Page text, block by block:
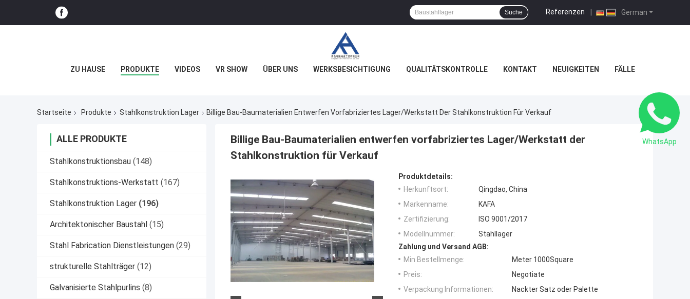
German
Referenzen |
Suche
ZU HAUSE PRODUKTE VIDEOS VR SHOW ÜBER UNS WERKSBESICHTIGUNG QUALITÄTSKONTROLLE KONTAKT NEUIGKEITEN FÄLLE
Startseite Produkte Stahlkonstruktion Lager Billige Bau-Baumaterialien Entwerfen Vorfabriziertes Lager/Werkstatt Der Stahlkonstruktion Für Verkauf
ALLE PRODUKTE
Stahlkonstruktionsbau (148)
Stahlkonstruktions-Werkstatt (167)
Stahlkonstruktion Lager (196)
Architektonischer Baustahl (15)
Stahl Fabrication Dienstleistungen (29)
strukturelle Stahlträger (12)
Galvanisierte Stahlpurlins (8)
Billige Bau-Baumaterialien entwerfen vorfabriziertes Lager/Werkstatt der
Stahlkonstruktion für Verkauf
Produktdetails:
Herkunftsort:
Qingdao, China
Markenname:
KAFA
Zertifizierung:
ISO 9001/2017
Modellnummer:
Stahllager
Zahlung und Versand AGB:
Min Bestellmenge:
Meter 1000Square
Preis:
Negotiate
Verpackung Informationen:
Nackter Satz oder Palette
WhatsApp